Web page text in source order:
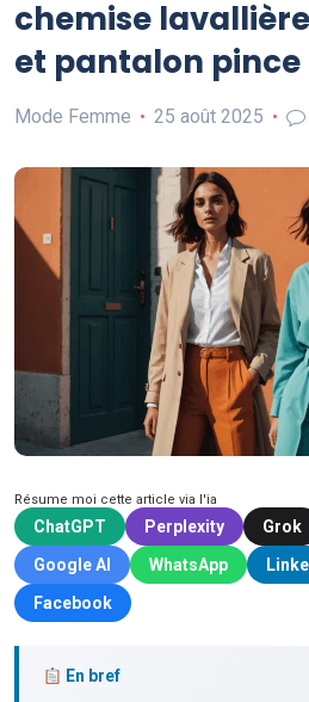
chemise
et pantalon pince
Mode Femme 25 août 2025
Résume moi cette article via l'ia
ChatGPT Perplexity Grok
Google AI
WhatsApp
Facebook
En bref